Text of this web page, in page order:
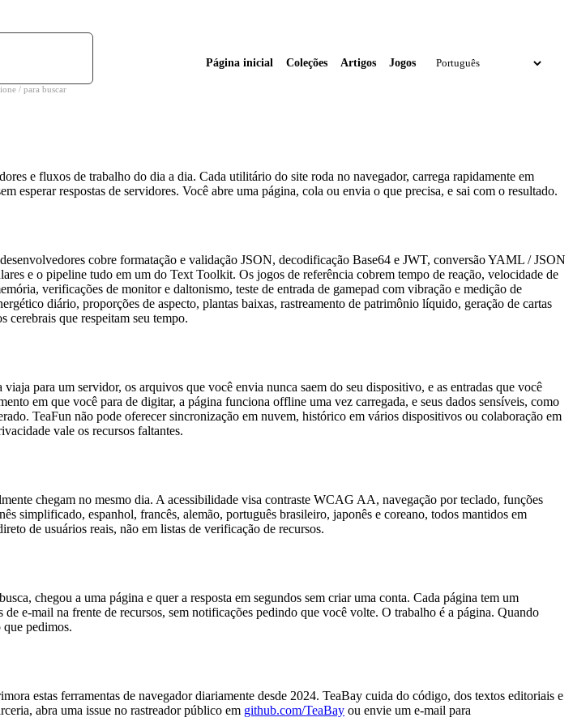
/ para buscar
Página inicial Coleções Artigos Jogos
e fluxos de trabalho do dia a dia. Cada utilitário do site roda no navegador, carrega rapidamente em
esperar respostas de servidores. Você abre uma página, cola ou envia o que precisa, e sai com o resultado.
cobre formatação e validação JSON, decodificação Base64 e JWT, conversão YAML / JSON
e o pipeline tudo em um do Text Toolkit. Os jogos de referência cobrem tempo de reação, velocidade de
verificações de monitor e daltonismo, teste de entrada de gamepad com vibração e medição de
diário, proporções de aspecto, plantas baixas, rastreamento de patrimônio líquido, geração de cartas
cerebrais que respeitam seu tempo.
para um servidor, os arquivos que você envia nunca saem do seu dispositivo, e as entradas que você
em que você para de digitar, a página funciona offline uma vez carregada, e seus dados sensíveis, como
TeaFun não pode oferecer sincronização em nuvem, histórico em vários dispositivos ou colaboração em
vale os recursos faltantes.
chegam no mesmo dia. A acessibilidade visa contraste WCAG AA, navegação por teclado, funções
simplificado, espanhol, francês, alemão, português brasileiro, japonês e coreano, todos mantidos em
de usuários reais, não em listas de verificação de recursos.
chegou a uma página e quer a resposta em segundos sem criar uma conta. Cada página tem um
e-mail na frente de recursos, sem notificações pedindo que você volte. O trabalho é a página. Quando
pedimos.
estas ferramentas de navegador diariamente desde 2024. TeaBay cuida do código, dos textos editoriais e
abra uma issue no rastreador público em github.com/TeaBay ou envie um e-mail para